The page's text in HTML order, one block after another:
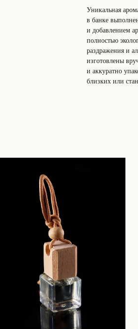
Уникальная
в банке
и добавлением
полностью
раздражения и
изготовлены
и аккуратно
близких или